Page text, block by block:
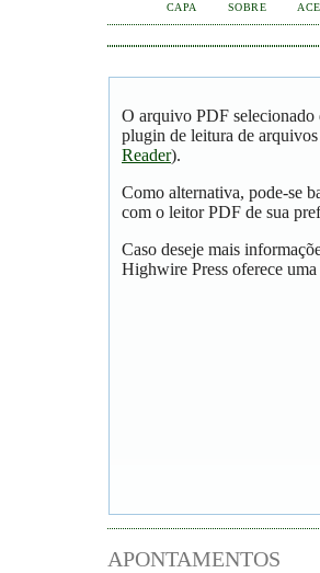
CAPA SOBRE
O arquivo PDF selecionado
plugin de leitura de
Reader).
Como alternativa, pode-se
com o leitor PDF de sua
Caso deseje mais
Highwire Press oferece
APONTAMENTOS